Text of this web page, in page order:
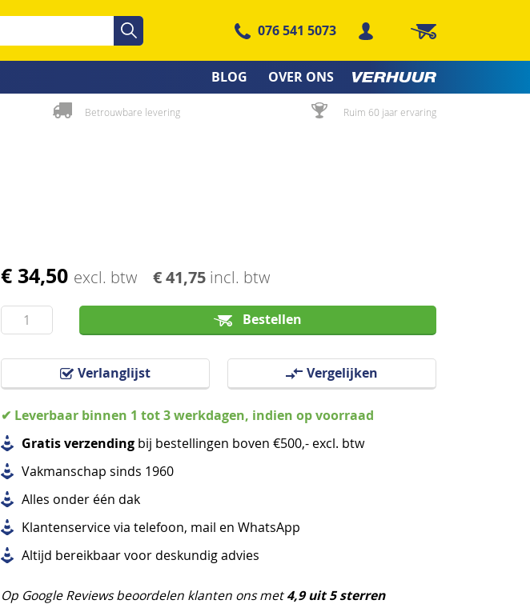
Zoeken
076 541 5073 Winkelwagen
BLOG OVER ONS
Betrouwbare levering Ruim 60 jaar ervaring
€ 34,50 excl. btw € 41,75 incl. btw
Bestellen
Verlanglijst Vergelijken
✔ Leverbaar binnen 1 tot 3 werkdagen, indien op voorraad
Gratis verzending bij bestellingen boven €500,- excl. btw
Vakmanschap sinds 1960
Alles onder één dak
Klantenservice via telefoon, mail en WhatsApp
Altijd bereikbaar voor deskundig advies
Op Google Reviews beoordelen klanten ons met4,9 uit 5 sterren